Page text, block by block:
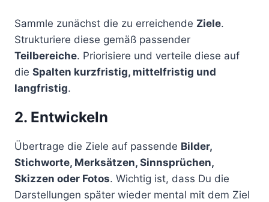
Sammle zunächst die zu erreichende Ziele.
Strukturiere diese gemäß passender
Teilbereiche. Priorisiere und verteile diese auf
die Spalten kurzfristig, mittelfristig und
langfristig.
2. Entwickeln
Übertrage die Ziele auf passende Bilder,
Stichworte, Merksätzen, Sinnsprüchen,
Skizzen oder Fotos. Wichtig ist, dass Du die
Darstellungen später wieder mental mit dem Ziel